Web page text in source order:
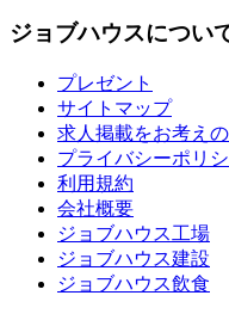
ジョブハウスについ
プレゼント
サイトマップ
求人掲載をお考え
プライバシーポリ
利用規約
会社概要
ジョブハウス工場
ジョブハウス建設
ジョブハウス飲食